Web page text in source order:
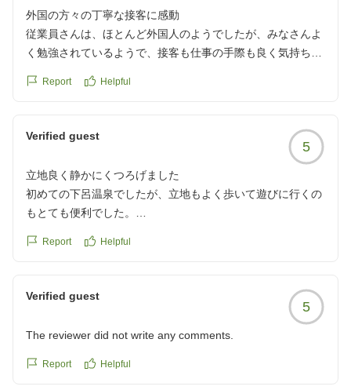
外国の方々の丁寧な接客に感動
従業員さんは、ほとんど外国人のようでしたが、みなさんよ
く勉強されているようで、接客も仕事の手際も良く気持ちよ
クチコミの詳細はこちらから
Report Helpful
Verified guest
5
立地良く静かにくつろげました
初めての下呂温泉でしたが、立地もよく歩いて遊びに行くの
もとても便利でした。
念でした。
朝晩の食事は部屋食で落ち着いて頂くことが出来ました。
建物は古いですが、リニューアルされてる?ことと、清掃が
行き届いており、とても綺麗です。
Report Helpful
Verified guest
5
The reviewer did not write any comments.
Report Helpful